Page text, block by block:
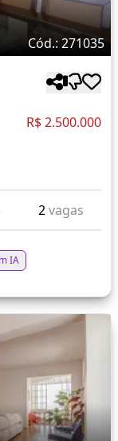
Cód.: 271035
R$ 2.500.000
2vagas
IA